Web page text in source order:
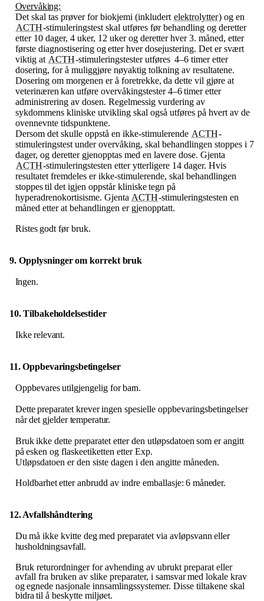
Overvåking:
Det skal tas prøver for biokjemi (inkludert elektrolytter) og en
ACTH-stimuleringstest skal utføres før behandling og deretter
etter 10 dager, 4 uker, 12 uker og deretter hver 3. måned, etter
første diagnostisering og etter hver dosejustering. Det er svært
viktig at ACTH-stimuleringstester utføres 4–6 timer etter
dosering, for å muliggjøre nøyaktig tolkning av resultatene.
Dosering om morgenen er å foretrekke, da dette vil gjøre at
veterinæren kan utføre overvåkingstester 4–6 timer etter
administrering av dosen. Regelmessig vurdering av
sykdommens kliniske utvikling skal også utføres på hvert av de
ovennevnte tidspunktene.
Dersom det skulle oppstå en ikke-stimulerende ACTH-
stimuleringstest under overvåking, skal behandlingen stoppes i 7
dager, og deretter gjenopptas med en lavere dose. Gjenta
ACTH-stimuleringstesten etter ytterligere 14 dager. Hvis
resultatet fremdeles er ikke-stimulerende, skal behandlingen
stoppes til det igjen oppstår kliniske tegn på
hyperadrenokortisisme. Gjenta ACTH-stimuleringstesten en
måned etter at behandlingen er gjenopptatt.
Ristes godt førbruk.
9. Opplysninger om korrekt bruk
Ingen.
10. Tilbakeholdelsestider
Ikke relevant.
11. Oppbevaringsbetingelser
Oppbevares utilgjengelig for barn.
Dette preparatet krever ingen spesielle oppbevaringsbetingelser
når det gjelder temperatur.
Bruk ikke dette preparatet etter den utløpsdatoen som er angitt
på esken og flaskeetiketten etter Exp.
Utløpsdatoen er den siste dagen i den angitte måneden.
Holdbarhet etter anbrudd av indre emballasje: 6 måneder.
12. Avfallshåndtering
Du må ikke kvitte deg med preparatet via avløpsvann eller
husholdningsavfall.
Bruk returordninger for avhending av ubrukt preparat eller
avfall fra bruken av slike preparater, i samsvar med lokale krav
og egnede nasjonale innsamlingssystemer. Disse tiltakene skal
bidra til å beskytte miljøet.